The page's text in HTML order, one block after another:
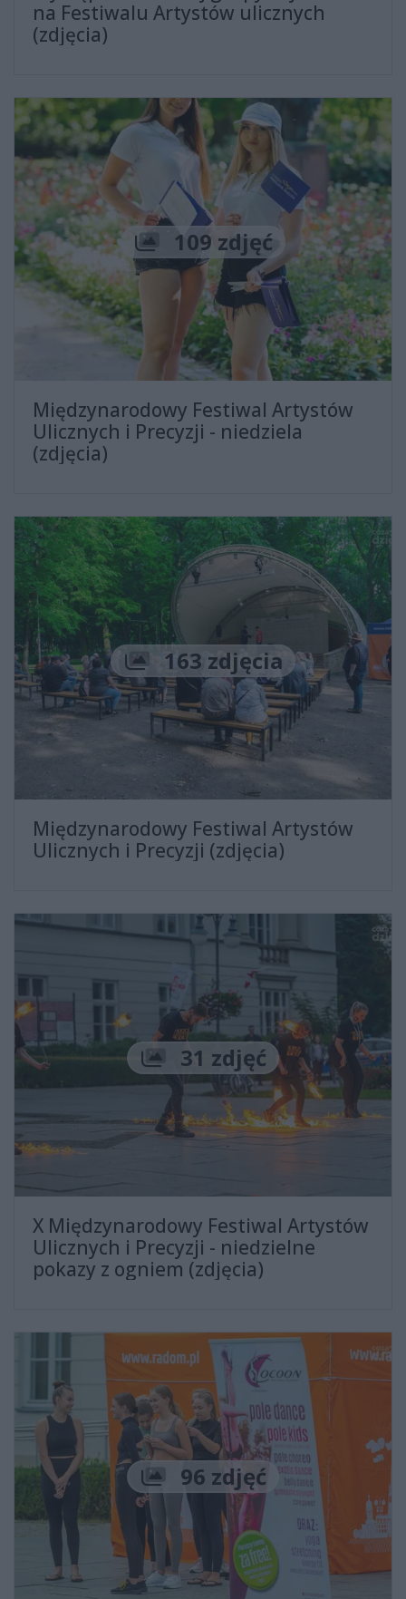
na Festiwalu Artystów ulicznych
(zdjęcia)
Liczba zdjęć
109 zdjęć
Międzynarodowy Festiwal Artystów
Ulicznych i Precyzji - niedziela
(zdjęcia)
Liczba zdjęć
163 zdjęcia
Międzynarodowy Festiwal Artystów
Ulicznych i Precyzji (zdjęcia)
Liczba zdjęć
31 zdjęć
X Międzynarodowy Festiwal Artystów
Ulicznych i Precyzji - niedzielne
pokazy z ogniem (zdjęcia)
Liczba zdjęć
96 zdjęć